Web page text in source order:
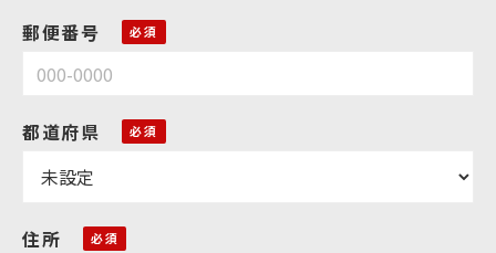
郵便番号
都道府県
住所